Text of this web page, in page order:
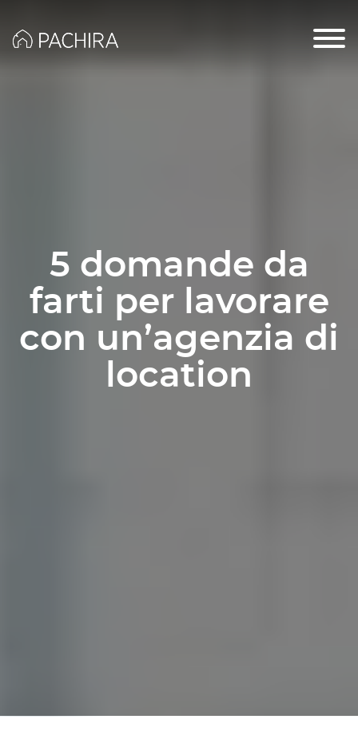
5 domande da
farti per lavorare
con un’agenzia di
location